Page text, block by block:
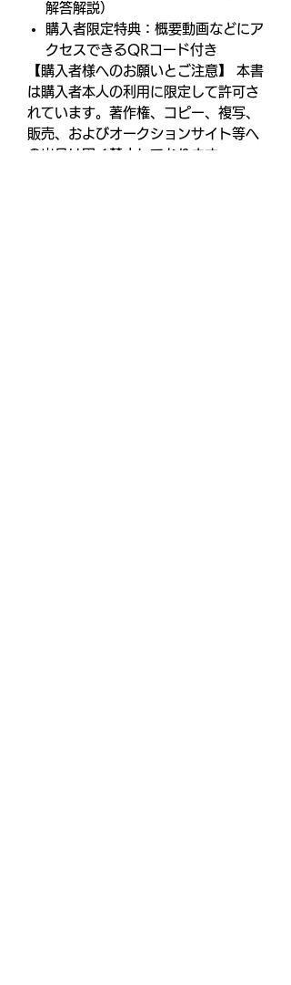
解答解説）
購入者限定特典：概要動画などにア
クセスできるQRコード付き
【購入者様へのお願いとご注意】 本書
は購入者本人の利用に限定して許可さ
れています。著作権、コピー、複写、
販売、およびオークションサイト等へ
の出品は固く禁止しております。